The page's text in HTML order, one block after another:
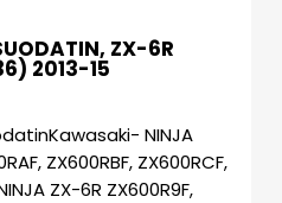
ZX-6R
2013-15
NINJA
ZX600RBF, ZX600RCF,
ZX-6R ZX600R9F,